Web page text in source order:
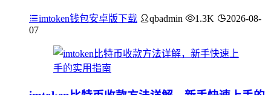
imtoken钱包安卓版下载 qbadmin 1.3K
2026-08-
07